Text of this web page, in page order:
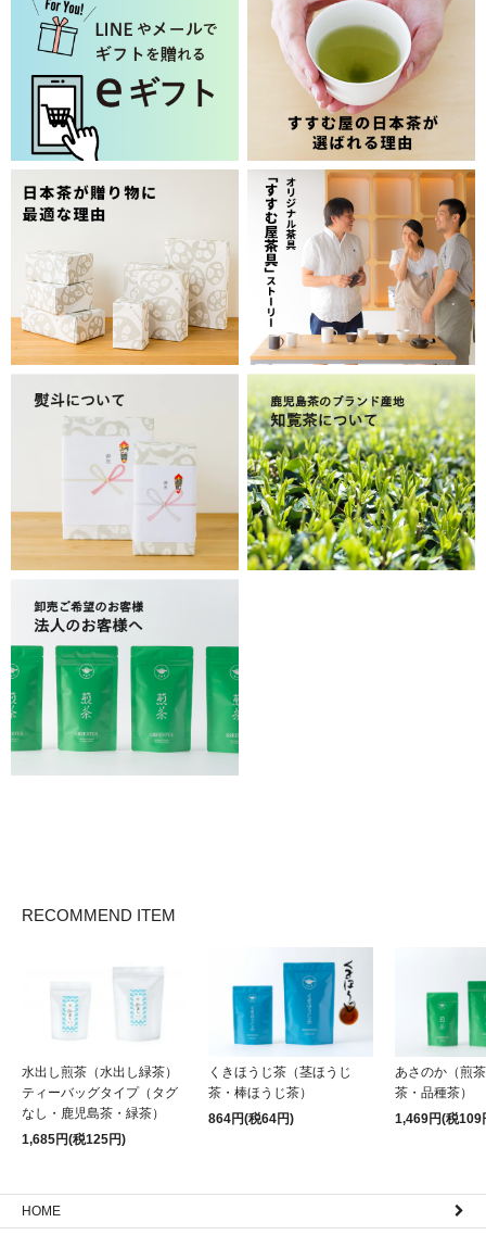
RECOMMEND ITEM
水出し煎茶（水出し緑茶）
ティーバッグタイプ（タグ
なし・鹿児島茶・緑茶）
1,685円(税125円)
くきほうじ茶（茎ほうじ
茶・棒ほうじ茶）
864円(税64円)
あさのか（煎
茶・品種茶）
1,469円(税109
HOME